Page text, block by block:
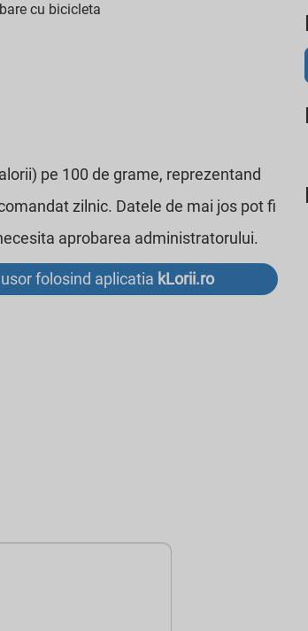
cu bicicleta
pe 100 de grame, reprezentand
zilnic. Datele de mai jos pot fi
aprobarea administratorului.
folosind aplicatia kLorii.ro